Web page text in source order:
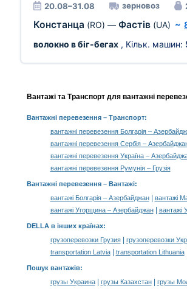
20.08–31.08 зерновоз
Констанца (RO) — Фастів (UA) ~
волокно в біг-бегах , Кільк. машин:
Вантажі та Транспорт для вантажні
Вантажні перевезення– Транспорт:
вантажні перевезення Болгарія –
вантажні перевезення Сербія –
вантажні перевезення Україна –
вантажні перевезення Румунія – Грузія
Вантажні перевезення – Вантажі:
вантажі Болгарія – Азербайджан| вантажі
вантажі Угорщина – Азербайджан| вантажі
DELLA в інших країнах:
грузоперевозки Грузия| грузоперевозки
transportation Latvia| transportation Lithuania|
Пошук вантажів:
грузы Украина| грузы Казахстан| грузы